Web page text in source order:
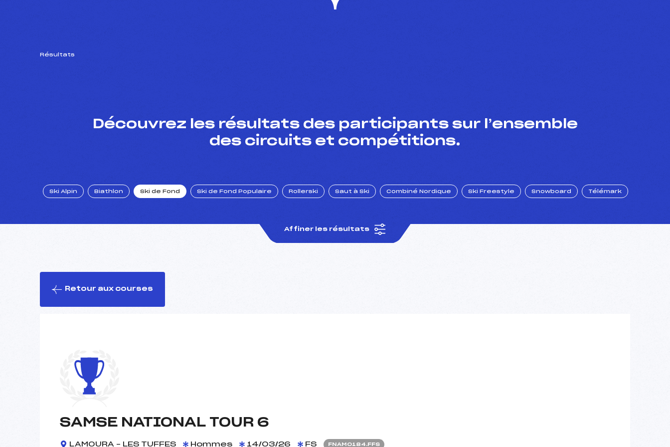
Résultats
Découvrez les résultats des participants sur l’ensemble
des circuits et compétitions.
Ski Alpin Biathlon Ski de Fond Ski de Fond Populaire Rollerski Saut à Ski Combiné Nordique Ski Freestyle Snowboard Télémark
Affiner les résultats
Retour aux courses
SAMSE NATIONAL TOUR 6
LAMOURA – LES TUFFES Hommes 14/03/26 FS FNAM0184.FFS